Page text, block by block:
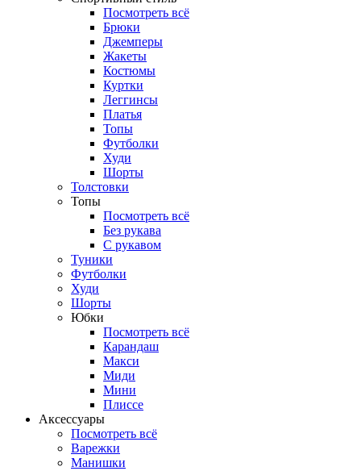
Посмотреть всё
Брюки
Джемперы
Жакеты
Костюмы
Куртки
Леггинсы
Платья
Топы
Футболки
Худи
Шорты
Толстовки
Топы
Посмотреть всё
Без рукава
С рукавом
Туники
Футболки
Худи
Шорты
Юбки
Посмотреть всё
Карандаш
Макси
Миди
Мини
Плиссе
Аксессуары
Посмотреть всё
Варежки
Манишки